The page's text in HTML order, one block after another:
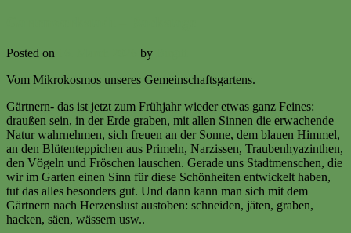
Posted on by
Vom Mikrokosmos unseres Gemeinschaftsgartens.
Gärtnern- das ist jetzt zum Frühjahr wieder etwas ganz Feines:
draußen sein, in der Erde graben, mit allen Sinnen die erwachende
Natur wahrnehmen, sich freuen an der Sonne, dem blauen Himmel,
an den Blütenteppichen aus Primeln, Narzissen, Traubenhyazinthen,
den Vögeln und Fröschen lauschen. Gerade uns Stadtmenschen, die
wir im Garten einen Sinn für diese Schönheiten entwickelt haben,
tut das alles besonders gut. Und dann kann man sich mit dem
Gärtnern nach Herzenslust austoben: schneiden, jäten, graben,
hacken, säen, wässern usw..